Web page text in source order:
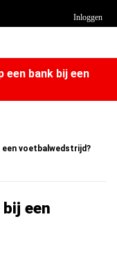
Inloggen
een bank bij een
voetbalwedstrijd?
een